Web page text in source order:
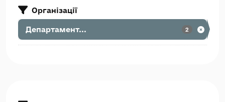
Організації
Департамент... 2